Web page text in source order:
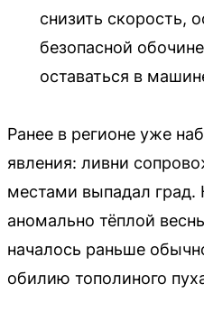
снизить скорость,
безопасной
оставаться в
Ранее в регионе уже
явления: ливни
местами выпадал град.
аномально тёплой
началось раньше
обилию тополиного